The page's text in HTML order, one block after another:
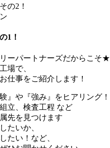
1！
ーパートナーズだからこそ★
場で、
仕事をご紹介します！
』や『強み』をヒアリング！
立、検査工程 など
先を見つけます
たいか、
たい！など、